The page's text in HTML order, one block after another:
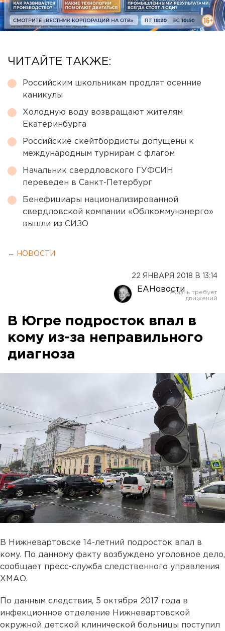
ЧИТАЙТЕ ТАКЖЕ:
Российским школьникам продлят осенние
каникулы
Холодную воду возвращают жителям
Екатеринбурга
Российские скейтбордисты допущены к
международным турнирам с флагом
Начальник свердловского ГУФСИН
переведен в Санкт-Петербург
Бенефициары национализированной
свердловской компании «Облкоммунэнерго»
вышли из СИЗО
← НОВОСТИ
22 ЯНВАРЯ 2018 В 13:14
ЕАНовости
В Югре подросток впал в
кому из-за неправильного
диагноза
В Нижневартовске 14-летний подросток впал в
кому. По данному факту возбуждено уголовное дело,
сообщает пресс-служба следственного управления
ХМАО.
По данным следствия, 5 октября 2017 года в
инфекционное отделение Нижневартовской
окружной детской клинической больницы поступил